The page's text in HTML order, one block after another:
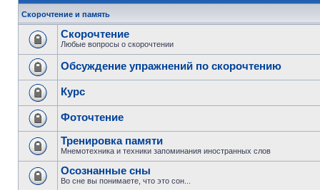
Скорочтение и память
Скорочтение
Любые вопросы о скорочтении
Обсуждение упражнений по скорочтению
Курс
Фоточтение
Тренировка памяти
Мнемотехника и техники запоминания иностранных слов
Осознанные сны
Во сне вы понимаете, что это сон...